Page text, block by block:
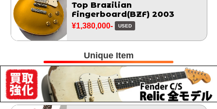
Top Brazilian
Fingerboard(BZF) 2003
¥1,380,000- USED
Unique Item